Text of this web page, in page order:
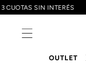
3 CUOTAS SIN INTERÉS
OUTLET